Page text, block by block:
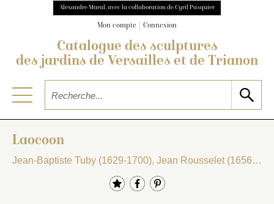
Alexandre Maral, avec la collaboration de Cyril Pasquier
Mon compte Connexion
Catalogue des sculptures
des jardins de Versailles et de Trianon
Laocoon
Jean-Baptiste Tuby (1629-1700), Jean Rousselet (1656-1693) et Philibert Vigier (1636-1719)